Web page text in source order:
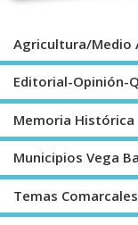
Agricultura/Medio
Editorial-Opinión-
Memoria Histórica
Municipios Vega
Temas Comarcales